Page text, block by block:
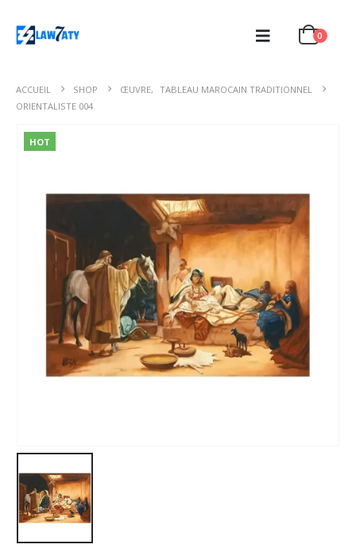
0
ACCUEIL SHOP ŒUVRE, TABLEAU MAROCAIN TRADITIONNEL
ORIENTALISTE 004
HOT